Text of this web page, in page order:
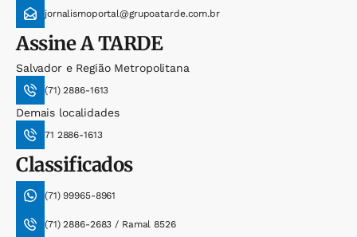
jornalismoportal@grupoatarde.com.br
AssineA TARDE
Salvador e Região Metropolitana
(71) 2886-1613
Demais localidades
71 2886-1613
Classificados
(71) 99965-8961
(71) 2886-2683 / Ramal 8526